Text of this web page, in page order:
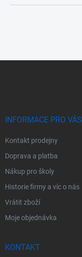
INFORMACE PRO VÁS
Kontakt prodejny
Doprava a platba
Nákup pro školy
Historie firmy a víc o nás
Vrátit zboží
Moje objednávka
KONTAKT